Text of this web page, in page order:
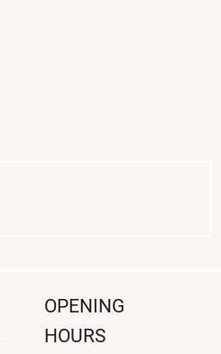
OPENING
HOURS